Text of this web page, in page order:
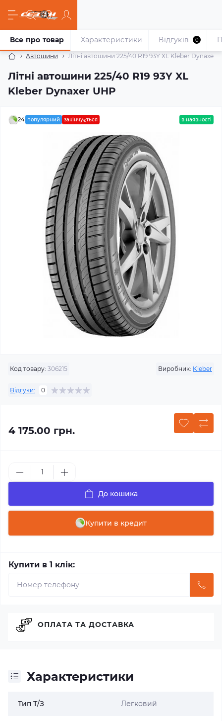
Автошини Літні автошини 225/40 R19 93Y XL Kleber Dynaxer
Літні автошини 225/40 R19 93Y XL
Kleber Dynaxer UHP
Все про товар Характеристики Відгуків 0
24 популярний закінчується в наявності
Код товару: 306215 Виробник: Kleber
Відгуки: 0
4 175.00 грн.
До кошика
Купити в кредит
Купити в 1 клік:
Характеристики
Тип Т/З Легковий
ОПЛАТА ТА ДОСТАВКА